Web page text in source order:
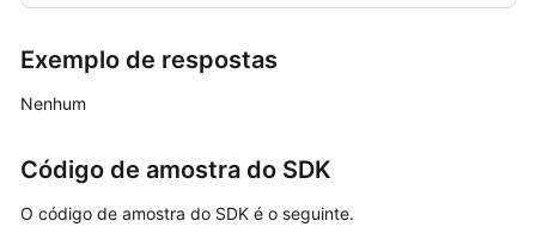
contra
da
de
Exemplo de respostas
Nenhum
Código de amostra do SDK
O código de amostra do SDK é o seguinte.